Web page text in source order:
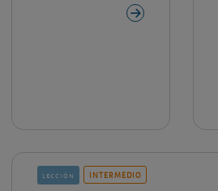
lección INTERMEDIO